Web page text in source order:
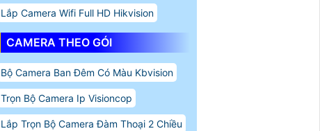
Lắp Camera Wifi Full HD Hikvision
CAMERA THEO GÓI
Bộ Camera Ban Đêm Có Màu Kbvision
Trọn Bộ Camera Ip Visioncop
Lắp Trọn Bộ Camera Đàm Thoại 2 Chiều